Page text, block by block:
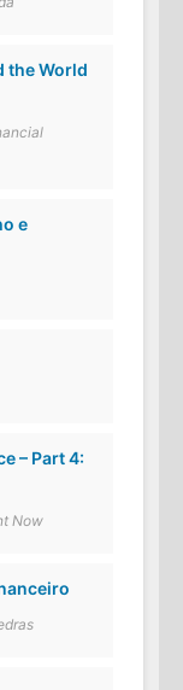
the World
e
– Part 4:
Now